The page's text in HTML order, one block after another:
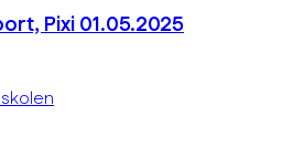
Pixi 01.05.2025